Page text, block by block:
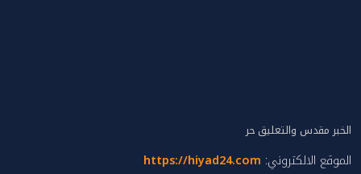
الخبر مقدس والتعليق حر
الموقع الالكتروني: